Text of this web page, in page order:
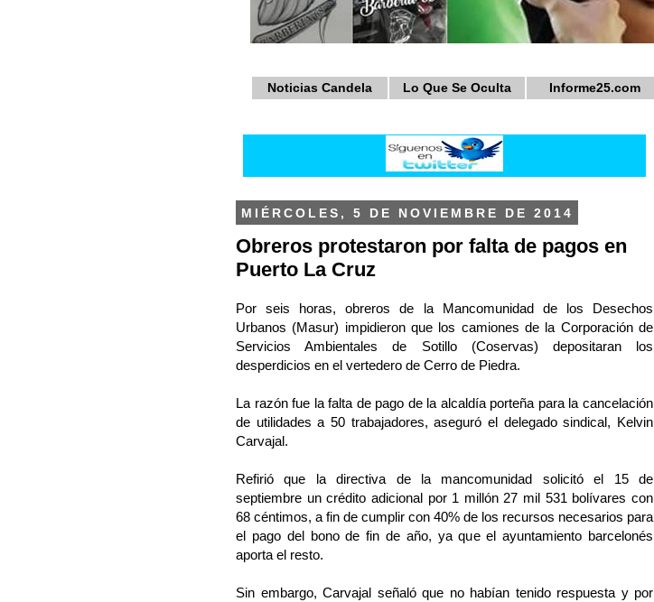
Noticias Candela Lo Que Se Oculta Informe25.com
MIÉRCOLES, 5 DE NOVIEMBRE DE 2014
Obreros protestaron por falta de pagos en
Puerto La Cruz
Por seis horas, obreros de la Mancomunidad de los Desechos
Urbanos (Masur) impidieron que los camiones de la Corporación de
Servicios Ambientales de Sotillo (Coservas) depositaran los
desperdicios en el vertedero de Cerro de Piedra.
La razón fue la falta de pago de la alcaldía porteña para la cancelación
de utilidades a 50 trabajadores, aseguró el delegado sindical, Kelvin
Carvajal.
Refirió que la directiva de la mancomunidad solicitó el 15 de
septiembre un crédito adicional por 1 millón 27 mil 531 bolívares con
68 céntimos, a fin de cumplir con 40% de los recursos necesarios para
el pago del bono de fin de año, ya que el ayuntamiento barcelonés
aporta el resto.
Sin embargo, Carvajal señaló que no habían tenido respuesta y por